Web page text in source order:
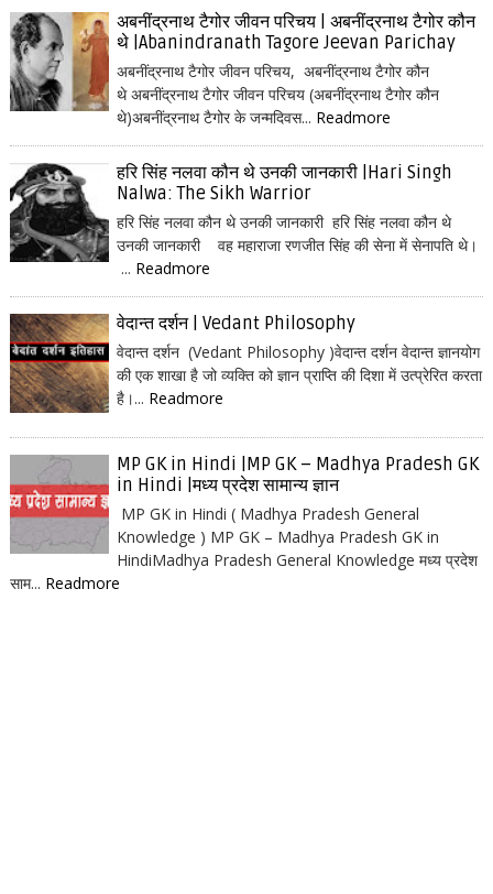
अबनींद्रनाथ टैगोर जीवन परिचय | अबनींद्रनाथ टैगोर कौन
थे |Abanindranath Tagore Jeevan Parichay
अबनींद्रनाथ टैगोर जीवन परिचय, अबनींद्रनाथ टैगोर कौन
थे अबनींद्रनाथ टैगोर जीवन परिचय (अबनींद्रनाथ टैगोर कौन
थे)अबनींद्रनाथ टैगोर के जन्मदिवस... Readmore
हरि सिंह नलवा कौन थे उनकी जानकारी |Hari Singh
Nalwa: The Sikh Warrior
हरि सिंह नलवा कौन थे उनकी जानकारी हरि सिंह नलवा कौन थे
उनकी जानकारी वह महाराजा रणजीत सिंह की सेना में सेनापति थे।
... Readmore
वेदान्त दर्शन | Vedant Philosophy
वेदान्त दर्शन (Vedant Philosophy )वेदान्त दर्शन वेदान्त ज्ञानयोग
की एक शाखा है जो व्यक्ति को ज्ञान प्राप्ति की दिशा में उत्प्रेरित करता
है।... Readmore
MP GK in Hindi |MP GK – Madhya Pradesh GK
in Hindi |मध्य प्रदेश सामान्य ज्ञान
MP GK in Hindi ( Madhya Pradesh General
Knowledge ) MP GK – Madhya Pradesh GK in
HindiMadhya Pradesh General Knowledge मध्य प्रदेश
साम... Readmore